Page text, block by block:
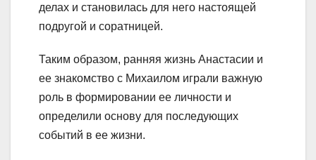
делах и становилась для него настоящей
подругой и соратницей.
Таким образом, ранняя жизнь Анастасии и
ее знакомство с Михаилом играли важную
роль в формировании ее личности и
определили основу для последующих
событий в ее жизни.